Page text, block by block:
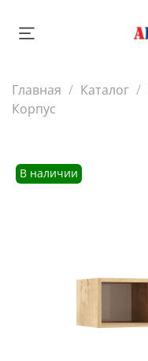
Главная Каталог
Корпус
В наличии